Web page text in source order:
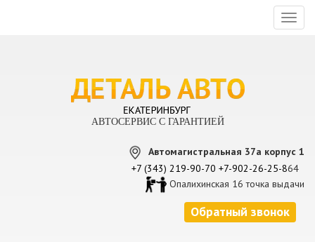
АВТОСЕРВИС С ГАРАНТИЕЙ
Автомагистральная 37а корпус 1
+7 (343) 219-90-70 +7-902-26-25-864
Опалихинская 16 точка выдачи
Обратный звонок